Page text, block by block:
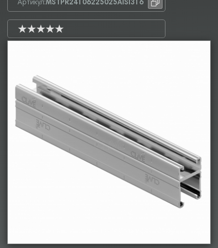
Артикул:MSTPR24106225025AISI316